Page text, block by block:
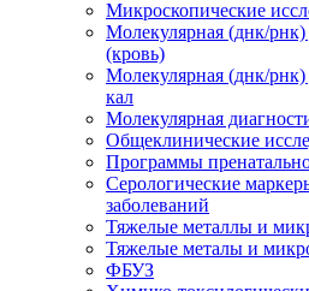
Микроскопические
Молекулярная (днк/
(кровь)
Молекулярная (днк/
кал
Молекулярная
Общеклинические
Программы
Серологические
заболеваний
Тяжелые металлы и
Тяжелые металы и
ФБУЗ